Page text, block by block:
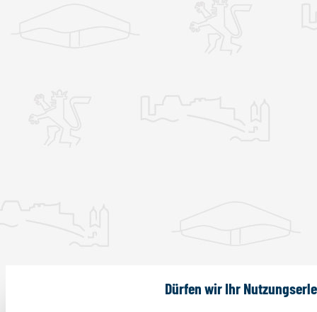
Dürfen wir Ihr